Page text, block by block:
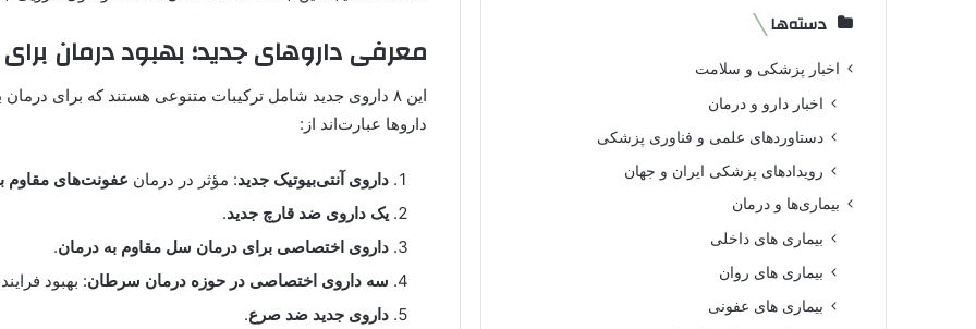
معرفی داروهای جدید؛ بهبود درمان برای
این ۸ داروی جدید شامل ترکیبات متنوعی هستند که برای
داروها عبارت‌اند از:
داروی آنتی‌بیوتیک جدید: مؤثر در درمان عفونت‌های مقاوم
یک داروی ضد قارچ جدید.
داروی اختصاصی برای درمان سل مقاوم به درمان.
سه داروی اختصاصی در حوزه درمان سرطان: بهبود
داروی جدید ضد صرع.
دسته‌ها
اخبار پزشکی و سلامت
اخبار دارو و درمان
دستاوردهای علمی و فناوری پزشکی
رویدادهای پزشکی ایران و جهان
بیماری‌ها و درمان
بیماری های داخلی
بیماری های روان‌
بیماری های عفونی